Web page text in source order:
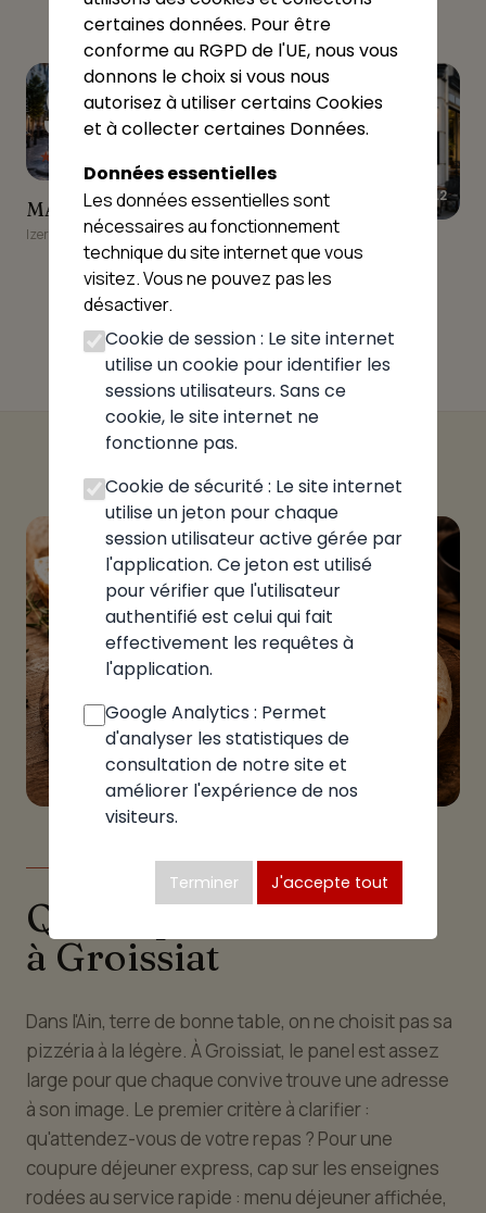
MAISON LEONARD
9
★★★★☆
MAISON LEONARD
Izernore Kebab Antalya, IZERNORE
10
★★★★☆ 4.2
Kebab Antalya,
IZERNORE
Quelle pizzeria choisir
à Groissiat
Dans l'Ain, terre de bonne table, on ne choisit pas sa
pizzéria à la légère. À Groissiat, le panel est assez
large pour que chaque convive trouve une adresse
à son image. Le premier critère à clarifier :
qu'attendez-vous de votre repas ? Pour une
coupure déjeuner express, cap sur les enseignes
rodées au service rapide : menu déjeuner affichée,
certaines données. Pour être
conforme au RGPD de l'UE, nous vous
donnons le choix si vous nous
autorisez à utiliser certains Cookies
et à collecter certaines Données.
Données essentielles
Les données essentielles sont
nécessaires au fonctionnement
technique du site internet que vous
visitez. Vous ne pouvez pas les
désactiver.
Cookie de session : Le site internet
utilise un cookie pour identifier les
sessions utilisateurs. Sans ce
cookie, le site internet ne
fonctionne pas.
Cookie de sécurité : Le site internet
utilise un jeton pour chaque
session utilisateur active gérée par
l'application. Ce jeton est utilisé
pour vérifier que l'utilisateur
authentifié est celui qui fait
effectivement les requêtes à
l'application.
Google Analytics : Permet
d'analyser les statistiques de
consultation de notre site et
améliorer l'expérience de nos
visiteurs.
Terminer J'accepte tout